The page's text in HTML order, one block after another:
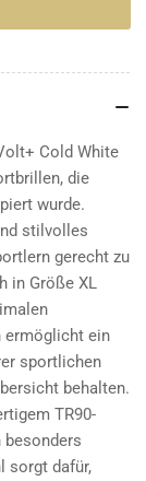
Cold White
die
wurde.
stilvolles
gerecht zu
in Größe XL
ermöglicht ein
sportlichen
behalten.
TR90-
besonders
sorgt dafür,